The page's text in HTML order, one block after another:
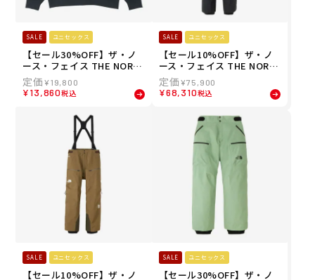
SALE ユニセックス
【セール30%OFF】ザ・ノ
ース・フェイス THE NORT
H FACE スノボー スノボ ス
ノーボード ウェア スウェッ
ト トレーナー レイバック ク
511-AG メンズ レディース
ユニセックス 25-26
¥19,800
¥13,860税込
SALE ユニセックス
【セール10%OFF】ザ・ノ
ース・フェイス THE NORT
H FACE スノボー スノボ ス
ノーボード ウェア パンツ R
TG ゴアテックス パンツ RT
7-K メンズ レディース ユニ
セックス 25-26
¥75,900
¥68,310税込
SALE ユニセックス
【セール10%OFF】ザ・ノ
SALE ユニセックス
【セール30%OFF】ザ・ノ